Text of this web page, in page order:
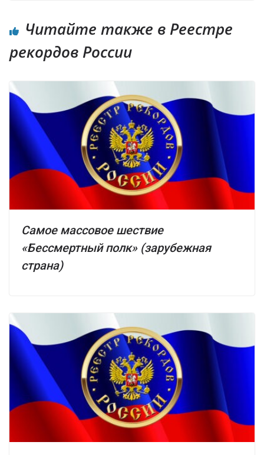
Читайте также в Реестре
рекордов России
Самое массовое шествие
«Бессмертный полк» (зарубежная
страна)